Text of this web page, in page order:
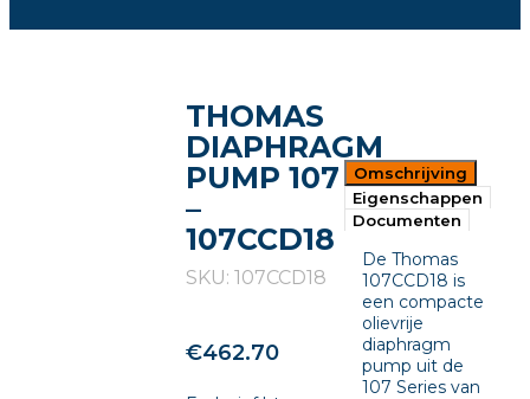
THOMAS
DIAPHRAGM
PUMP 107
–
107CCD18
SKU: 107CCD18
€462.70
Omschrijving
Eigenschappen
Documenten
De Thomas
107CCD18 is
een compacte
olievrije
diaphragm
pump uit de
107 Series van